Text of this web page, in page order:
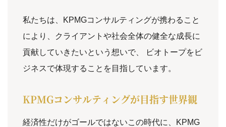
私たちは、KPMGコンサルティングが携わること
により、クライアントや社会全体の健全な成長に
貢献していきたいという想いで、 ビオトープをビ
ジネスで体現することを目指しています。
KPMGコンサルティングが目指す世界観
経済性だけがゴールではないこの時代に、KPMG